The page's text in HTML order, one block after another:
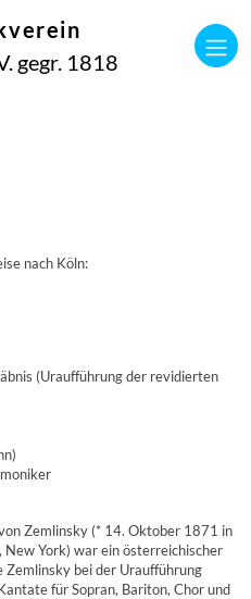
gegr. 1818
nach Köln:
(Uraufführung der revidierten
Zemlinsky (* 14. Oktober 1871 in
New York) war ein österreichischer
bei der Uraufführung
für Sopran, Bariton, Chor und